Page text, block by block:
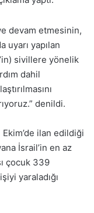
devam etmesinin,
uyarı yapılan
sivillere yönelik
dahil
denildi.
ilan edildiği
İsrail’in en az
çocuk 339
yaraladığı